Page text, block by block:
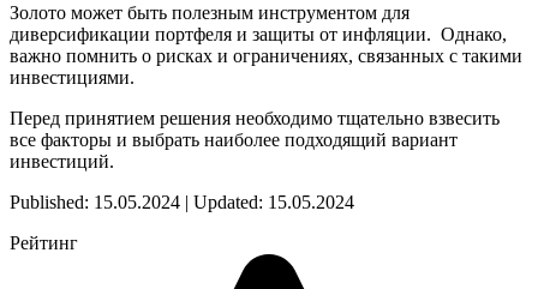
Золото может быть полезным инструментом для
диверсификации портфеля и защиты от инфляции. Однако,
важно помнить о рисках и ограничениях, связанных с такими
инвестициями.
Перед принятием решения необходимо тщательно взвесить
все факторы и выбрать наиболее подходящий вариант
инвестиций.
Published: 15.05.2024 | Updated: 15.05.2024
Рейтинг